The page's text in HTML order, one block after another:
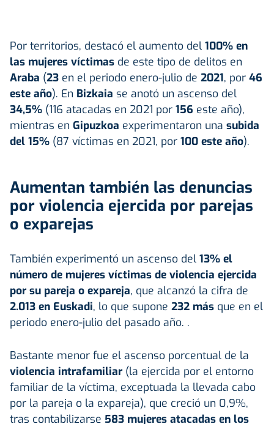
Por territorios, destacó el aumento del 100% en
las mujeres víctimas de este tipo de delitos en
Araba (23 en el periodo enero-julio de 2021, por 46
este año). En Bizkaia se anotó un ascenso del
34,5% (116 atacadas en 2021 por 156 este año),
mientras en Gipuzkoa experimentaron una subida
del 15% (87 víctimas en 2021, por 100 este año).
Aumentan también las denuncias
por violencia ejercida por parejas
o exparejas
También experimentó un ascenso del 13% el
número de mujeres víctimas de violencia ejercida
por su pareja o expareja, que alcanzó la cifra de
2.013 en Euskadi, lo que supone 232 más que en el
periodo enero-julio del pasado año. .
Bastante menor fue el ascenso porcentual de la
violencia intrafamiliar (la ejercida por el entorno
familiar de la víctima, exceptuada la llevada cabo
por la pareja o la expareja), que creció un 0,9%,
tras contabilizarse 583 mujeres atacadas en los